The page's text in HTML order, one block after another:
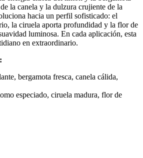
la canela y la dulzura crujiente de la
hacia un perfil sofisticado: el
la ciruela aporta profundidad y la flor de
luminosa. En cada aplicación, esta
en extraordinario.
bergamota fresca, canela cálida,
especiado, ciruela madura, flor de